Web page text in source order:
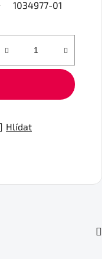
1034977-01
Hlídat